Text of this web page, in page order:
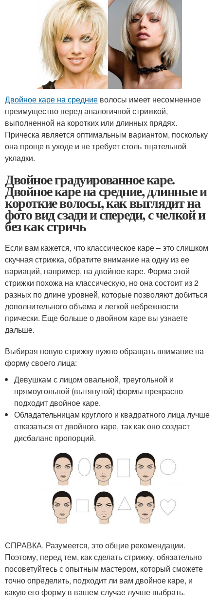
Двойное каре на средние волосы имеет несомненное
преимущество перед аналогичной стрижкой,
выполненной на коротких или длинных прядях.
Прическа является оптимальным вариантом, поскольку
она проще в уходе и не требует столь тщательной
укладки.
Двойное градуированное каре.
Двойное каре на средние, длинные и
короткие волосы, как выглядит на
фото вид сзади и спереди, с челкой и
без как стричь
Если вам кажется, что классическое каре – это слишком
скучная стрижка, обратите внимание на одну из ее
вариаций, например, на двойное каре. Форма этой
стрижки похожа на классическую, но она состоит из 2
разных по длине уровней, которые позволяют добиться
дополнительного объема и легкой небрежности
прически. Еще больше о двойном каре вы узнаете
дальше.
Выбирая новую стрижку нужно обращать внимание на
форму своего лица:
Девушкам с лицом овальной, треугольной и
прямоугольной (вытянутой) формы прекрасно
подходит двойное каре.
Обладательницам круглого и квадратного лица лучше
отказаться от двойного каре, так как оно создаст
дисбаланс пропорций.
СПРАВКА. Разумеется, это общие рекомендации.
Поэтому, перед тем, как сделать стрижку, обязательно
посоветуйтесь с опытным мастером, который сможете
точно определить, подходит ли вам двойное каре, и
какую его форму в вашем случае лучше выбрать.